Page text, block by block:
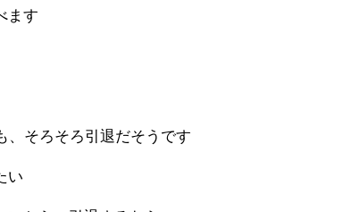
ます
、そろそろ引退だそうです
い